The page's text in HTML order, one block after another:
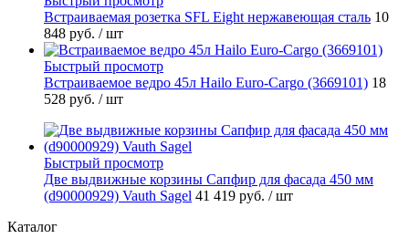
Встраиваемая розетка SFL Eight нержавеющая сталь 10
848 руб. / шт
Быстрый просмотр
Встраиваемое ведро 45л Hailo Euro-Cargo (3669101) 18
528 руб. / шт
Быстрый просмотр
Две выдвижные корзины Сапфир для фасада 450 мм
(d90000929) Vauth Sagel 41 419 руб. / шт
Каталог